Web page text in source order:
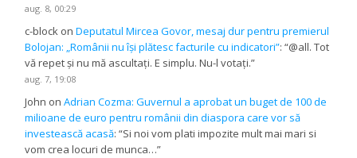
aug. 8, 00:29
c-block onDeputatul Mircea Govor, mesaj dur pentru premierul
Bolojan: „Românii nu își plătesc facturile cu indicatori”: “@all. Tot
vă repet și nu mă ascultați. E simplu. Nu-l votați.”
aug. 7, 19:08
John onAdrian Cozma: Guvernul a aprobat un buget de 100 de
milioane de euro pentru românii din diaspora care vor să
investească acasă: “Si noi vom plati impozite mult mai mari si
vom crea locuri de munca…”